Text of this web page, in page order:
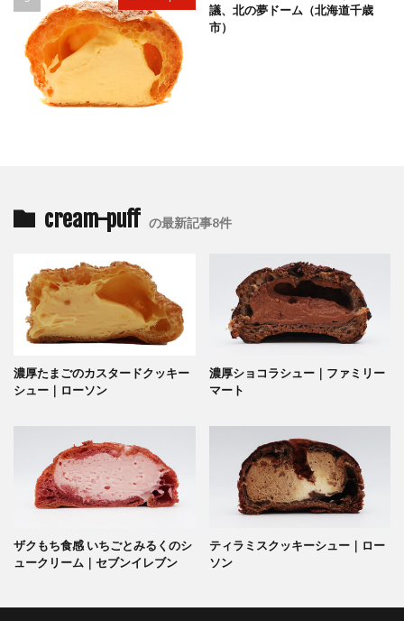
議、北の夢ドーム（北海道千歳
市）
cream-puff の最新記事8件
濃厚たまごのカスタードクッキー
シュー｜ローソン
濃厚ショコラシュー｜ファミリー
マート
ザクもち食感 いちごとみるくのシ
ュークリーム｜セブンイレブン
ティラミスクッキーシュー｜ロー
ソン